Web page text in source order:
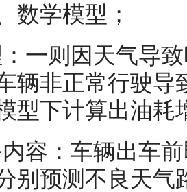
数学模型；
一则因天气导
辆非正常行驶导
型下计算出油耗
容：车辆出车
别预测不良天气